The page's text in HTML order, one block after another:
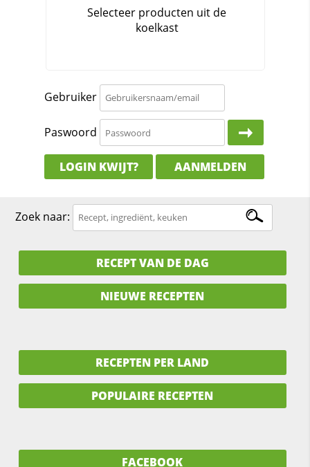
Gebruiker
Paswoord
LOGIN KWIJT? AANMELDEN
Zoek naar:
RECEPT VAN DE DAG
NIEUWE RECEPTEN
RECEPTEN PER LAND
POPULAIRE RECEPTEN
FACEBOOK